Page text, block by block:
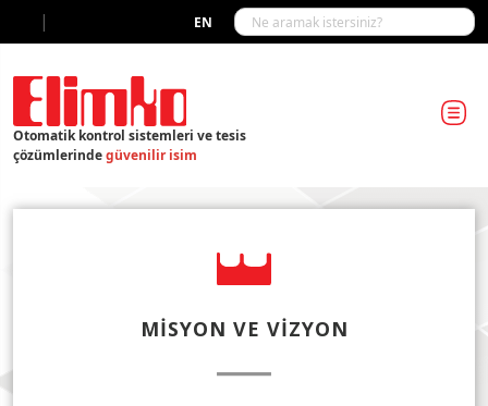
EN
|
Otomatik kontrol sistemleri ve tesis
çözümlerindegüvenilir isim
MISYON VE VIZYON